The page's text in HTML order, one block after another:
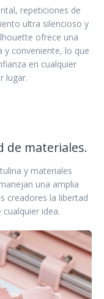
repeticiones de
ultra silencioso y
ofrece una
y conveniente, lo que
en cualquier
lugar.
de materiales.
y materiales
una amplia
creadores la libertad
idea.